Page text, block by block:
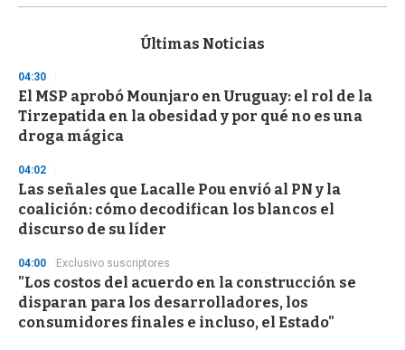
s
d
s
o
f
3
s
e
c
o
n
Últimas Noticias
04:30
El MSP aprobó Mounjaro en Uruguay: el rol de la
Tirzepatida en la obesidad y por qué no es una
droga mágica
04:02
Las señales que Lacalle Pou envió al PN y la
coalición: cómo decodifican los blancos el
discurso de su líder
04:00 Exclusivo suscriptores
"Los costos del acuerdo en la construcción se
disparan para los desarrolladores, los
consumidores finales e incluso, el Estado"